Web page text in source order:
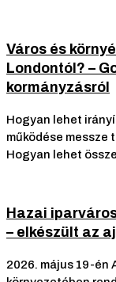
Város és
Londontól? –
kormányzásról
Hogyan lehet
működése messze
Hogyan lehet
Hazai
– elkészült az
2026. május 19-én